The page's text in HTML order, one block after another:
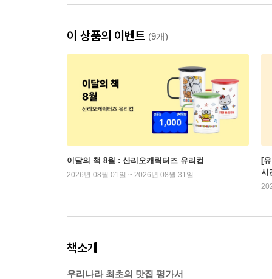
이 상품의 이벤트 (9개)
이달의 책 8월 : 산리오캐릭터즈 유리컵
2026년 08월 01일 ~ 2026년 08월 31일
[
시
책소개
우리나라 최초의 맛집 평가서